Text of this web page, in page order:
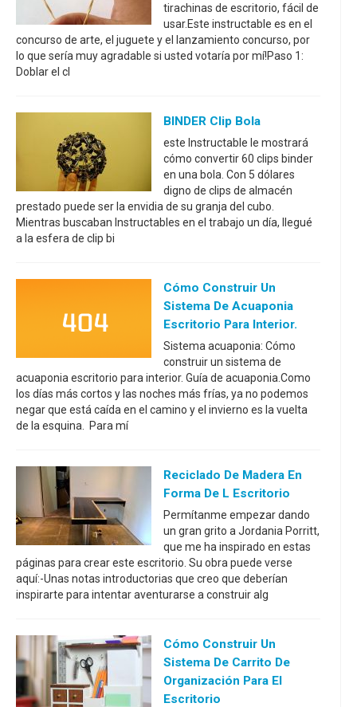
tirachinas de escritorio, fácil de
usar.Este instructable es en el
concurso de arte, el juguete y el lanzamiento concurso, por
lo que sería muy agradable si usted votaría por mí!Paso 1:
Doblar el cl
BINDER Clip Bola
este Instructable le mostrará
cómo convertir 60 clips binder
en una bola. Con 5 dólares
digno de clips de almacén
prestado puede ser la envidia de su granja del cubo.
Mientras buscaban Instructables en el trabajo un día, llegué
a la esfera de clip bi
Cómo Construir Un
Sistema De Acuaponia
Escritorio Para Interior.
Sistema acuaponia: Cómo
construir un sistema de
acuaponia escritorio para interior. Guía de acuaponia.Como
los días más cortos y las noches más frías, ya no podemos
negar que está caída en el camino y el invierno es la vuelta
de la esquina. Para mí
Reciclado De Madera En
Forma De L Escritorio
Permítanme empezar dando
un gran grito a Jordania Porritt,
que me ha inspirado en estas
páginas para crear este escritorio. Su obra puede verse
aquí:-Unas notas introductorias que creo que deberían
inspirarte para intentar aventurarse a construir alg
Cómo Construir Un
Sistema De Carrito De
Organización Para El
Escritorio